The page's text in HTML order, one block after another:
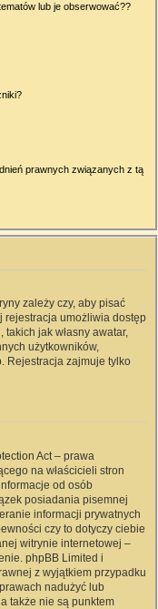
lub je obserwować??
prawnych związanych z tą
zależy czy, aby pisać
rejestracja umożliwia dostęp
jak własny awatar,
użytkowników,
Rejestracja zajmuje tylko
Act – prawa
na właścicieli stron
od osób
posiadania pisemnej
informacji prywatnych
czy to dotyczy ciebie
witrynie internetowej –
phpBB Limited i
z wyjątkiem przypadku
nadużyć lub
także nie są punktem